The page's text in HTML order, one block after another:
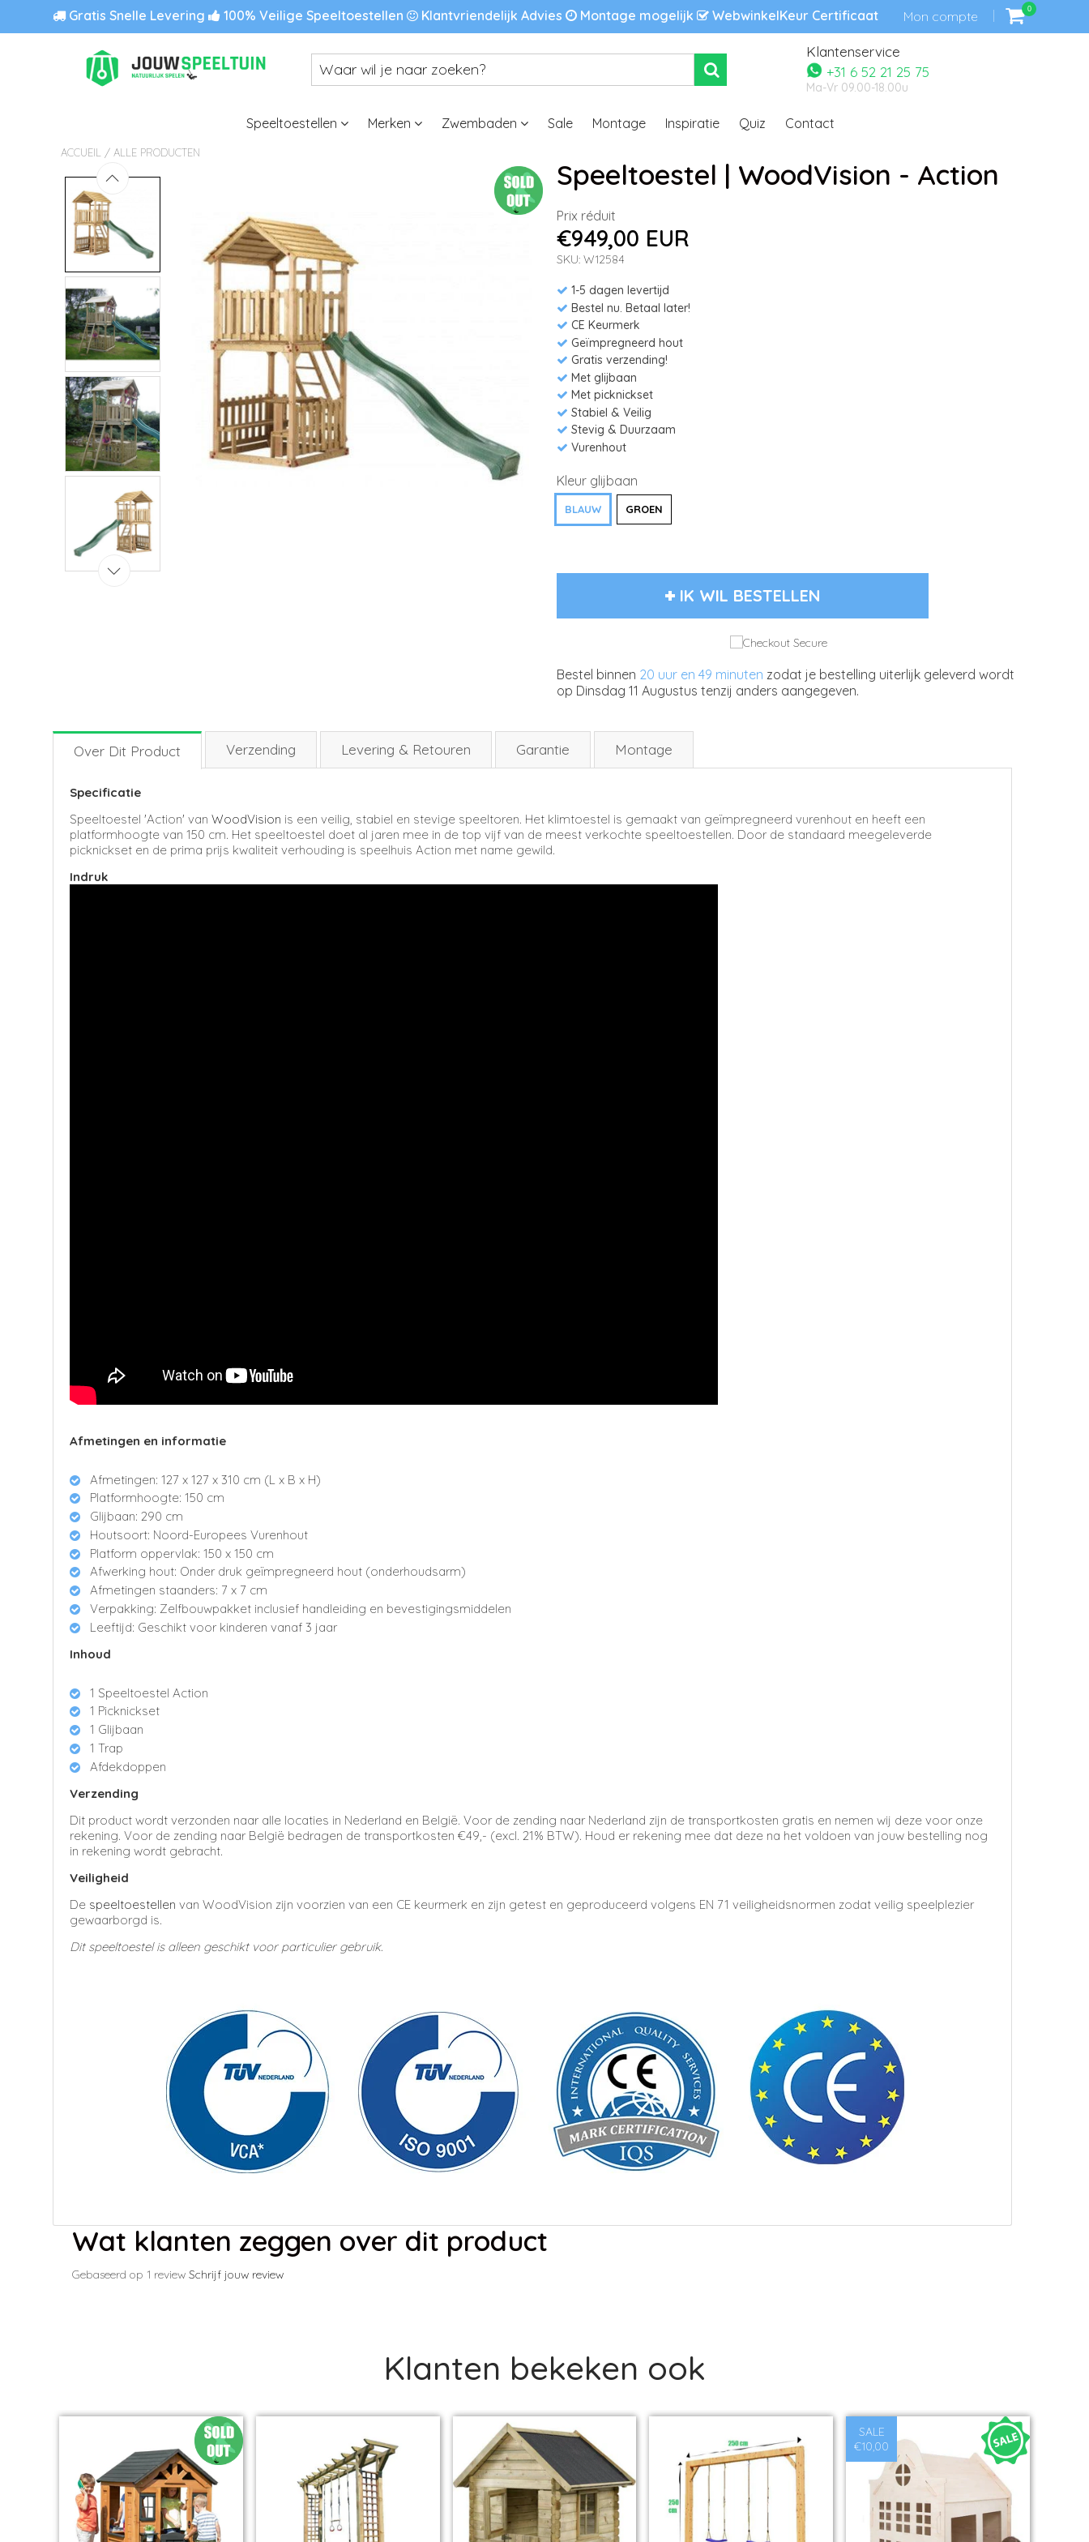
Gratis Snelle Levering 100% Veilige Speeltoestellen Klantvriendelijk Advies Montage mogelijk WebwinkelKeur Certificaat Mon compte 0
Klantenservice
+31 6 52 21 25 75
Ma-Vr 09.00-18.00u
Speeltoestellen Merken Zwembaden Sale Montage Inspiratie Quiz Contact
ACCUEIL / ALLE PRODUCTEN
Speeltoestel | WoodVision - Action
Prix réduit
€949,00 EUR
SKU: W12584
1-5 dagen levertijd
Bestel nu. Betaal later!
CE Keurmerk
Geïmpregneerd hout
Gratis verzending!
Met glijbaan
Met picknickset
Stabiel & Veilig
Stevig & Duurzaam
Vurenhout
Kleur glijbaan
BLAUW GROEN
IK WIL BESTELLEN
Bestel binnen 20 uur en 49 minutenzodat je bestelling uiterlijk geleverd wordt
op Dinsdag 11 Augustus tenzij anders aangegeven.
Over Dit Product Verzending Levering & Retouren Garantie Montage
Specificatie
Speeltoestel 'Action' van WoodVision is een veilig, stabiel en stevige speeltoren. Het klimtoestel is gemaakt van geïmpregneerd vurenhout en heeft een
platformhoogte van 150 cm. Het speeltoestel doet al jaren mee in de top vijf van de meest verkochte speeltoestellen. Door de standaard meegeleverde
picknickset en de prima prijs kwaliteit verhouding is speelhuis Action met name gewild.
Indruk
Afmetingen en informatie
Afmetingen: 127 x 127 x 310 cm (L x B x H)
Platformhoogte: 150 cm
Glijbaan: 290 cm
Houtsoort: Noord-Europees Vurenhout
Platform oppervlak: 150 x 150 cm
Afwerking hout: Onder druk geïmpregneerd hout (onderhoudsarm)
Afmetingen staanders: 7 x 7 cm
Verpakking: Zelfbouwpakket inclusief handleiding en bevestigingsmiddelen
Leeftijd: Geschikt voor kinderen vanaf 3 jaar
Inhoud
1 Speeltoestel Action
1 Picknickset
1 Glijbaan
1 Trap
Afdekdoppen
Verzending
Dit product wordt verzonden naar alle locaties in Nederland en België. Voor de zending naar Nederland zijn de transportkosten gratis en nemen wij deze voor onze
rekening. Voor de zending naar België bedragen de transportkosten €49,- (excl. 21% BTW). Houd er rekening mee dat deze na het voldoen van jouw bestelling nog
in rekening wordt gebracht.
Veiligheid
De speeltoestellen van WoodVision zijn voorzien van een CE keurmerk en zijn getest en geproduceerd volgens EN 71 veiligheidsnormen zodat veilig speelplezier
gewaarborgd is.
Dit speeltoestel is alleen geschikt voor particulier gebruik.
Wat klanten zeggen over dit product
Gebaseerd op 1 review Schrijf jouw review
Klanten bekeken ook
SALE
€10,00